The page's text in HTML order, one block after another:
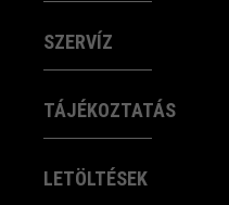
SZERVÍZ
TÁJÉKOZTATÁS
LETÖLTÉSEK